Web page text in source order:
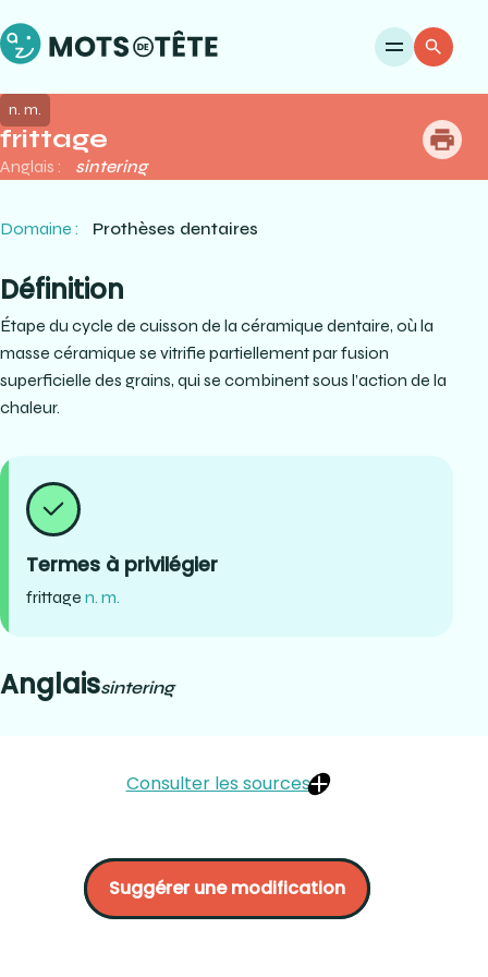
frittage
n. m.
Anglais : sintering
Domaine : Prothèses dentaires
Définition
Étape du cycle de cuisson de la céramique dentaire, où la
masse céramique se vitrifie partiellement par fusion
superficielle des grains, qui se combinent sous l’action de la
chaleur.
Termes à privilégier
frittage n. m.
Anglaissintering
Consulter les sources
CRG. P. 46.
Office québécois de la langue française (2001). Grand
dictionnaire terminologique. OQLF :
frittage (gouv.qc.ca)
Suggérer une modification